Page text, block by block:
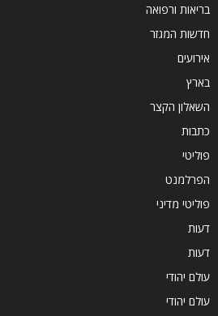
בריאות ורפואה
חדשות המגזר
אירועים
בארץ
השאלון הקצר
כתבות
פוליטי
הפרלמנט
פוליטי מדיני
דעות
דעות
עולם יהודי
עולם יהודי